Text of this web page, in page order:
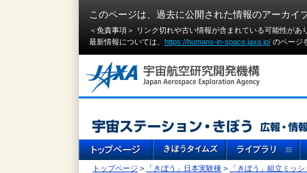
このページは、過去に公開された情報のアーカイ
＜免責事項＞ リンク切れや古い情報が含まれている可能性が
最新情報については、 https://humans-in-space.jaxa.jp/ のページ
トップページ > 「きぼう」日本実験棟 > 「きぼう」組立ミッシ